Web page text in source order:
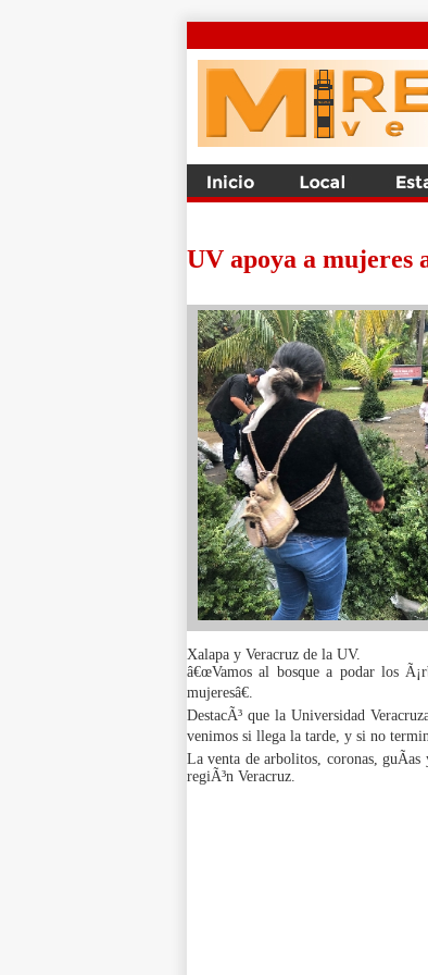
UV apoya a mujeres
Xalapa y Veracruz de la UV.
â€œVamos al bosque a podar los
mujeresâ€.
DestacÃ³ que la Universidad
venimos si llega la tarde, y si no
La venta de arbolitos, coronas, guÃ­as
regiÃ³n Veracruz.